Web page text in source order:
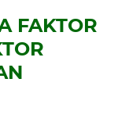
FAKTOR